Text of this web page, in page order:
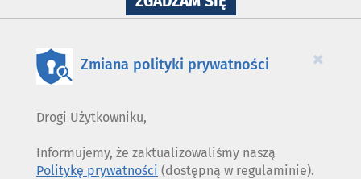
WYKORZYSTANIE
×
Zmiana polityki prywatności
Drogi Użytkowniku,
Informujemy, że zaktualizowaliśmy naszą
Politykę prywatności (dostępną w regulaminie).